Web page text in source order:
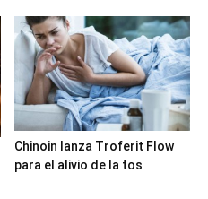
Chinoin lanza Troferit Flow
para el alivio de la tos